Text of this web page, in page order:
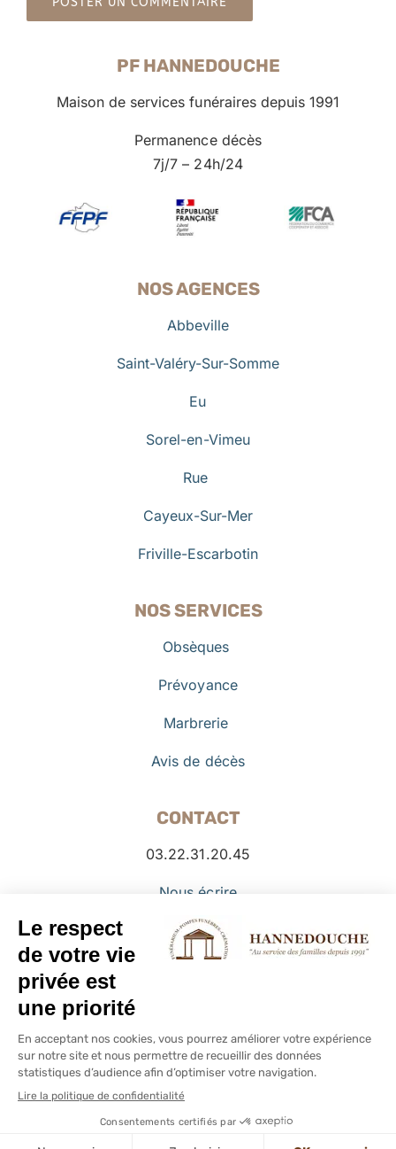
PF HANNEDOUCHE
Maison de services funéraires depuis 1991
Permanence décès
7j/7 – 24h/24
NOS AGENCES
Abbeville
Saint-Valéry-Sur-Somme
Eu
Sorel-en-Vimeu
Rue
Cayeux-Sur-Mer
Friville-Escarbotin
NOS SERVICES
Obsèques
Prévoyance
Marbrerie
Avis de décès
CONTACT
03.22.31.20.45
Nous écrire
© Copyright PFHANNEDOUCHE -2026 -Mentions légales
Politique de cookies
Personnaliser
Google